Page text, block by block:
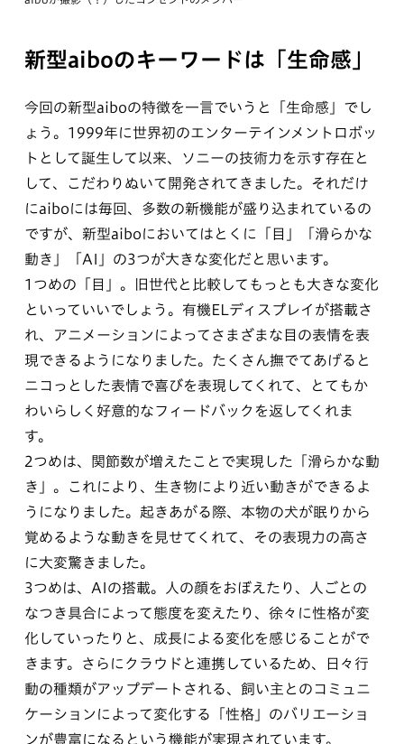
新型aiboのキーワードは「生命感」
今回の新型aiboの特徴を一言でいうと「生命感」でし
ょう。1999年に世界初のエンターテインメントロボッ
トとして誕生して以来、ソニーの技術力を示す存在と
して、こだわりぬいて開発されてきました。それだけ
にaiboには毎回、多数の新機能が盛り込まれているの
ですが、新型aiboにおいてはとくに「目」「滑らかな
動き」「AI」の3つが大きな変化だと思います。
1つめの「目」。旧世代と比較してもっとも大きな変化
といっていいでしょう。有機ELディスプレイが搭載さ
れ、アニメーションによってさまざまな目の表情を表
現できるようになりました。たくさん撫でてあげると
ニコっとした表情で喜びを表現してくれて、とてもか
わいらしく好意的なフィードバックを返してくれま
す。
2つめは、関節数が増えたことで実現した「滑らかな動
き」。これにより、生き物により近い動きができるよ
うになりました。起きあがる際、本物の犬が眠りから
覚めるような動きを見せてくれて、その表現力の高さ
に大変驚きました。
3つめは、AIの搭載。人の顔をおぼえたり、人ごとの
なつき具合によって態度を変えたり、徐々に性格が変
化していったりと、成長による変化を感じることがで
きます。さらにクラウドと連携しているため、日々行
動の種類がアップデートされる、飼い主とのコミュニ
ケーションによって変化する「性格」のバリエーショ
ンが豊富になるという機能が実現されています。